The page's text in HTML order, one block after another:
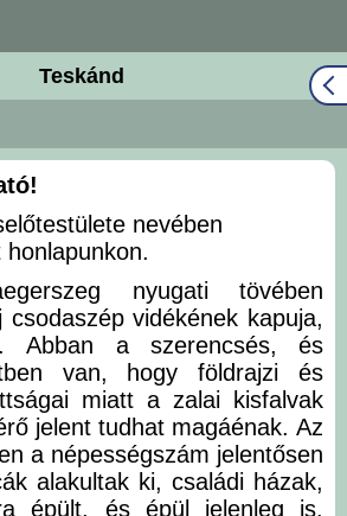
Teskánd
nevében
nyugati tövében
vidékének kapuja,
Abban a szerencsés, és
van, hogy földrajzi és
miatt a zalai kisfalvak
jelent tudhat magáénak. Az
a népességszám jelentősen
alakultak ki, családi házak,
épült, és épül jelenleg is.